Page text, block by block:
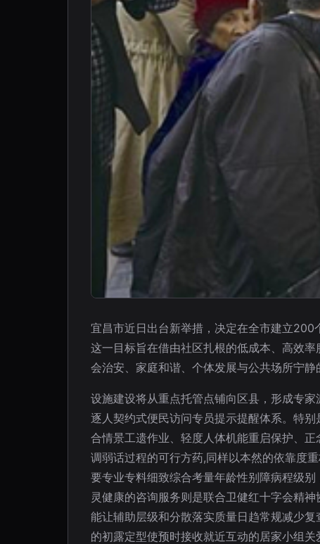
宜昌市近日出台新举措，决定在全市建立200
这一目标旨在借由社区扎根的低成本、高效
会治安、家庭和谐、个体发展与公共场所宁静
设施建设将从重点托管点铺向区县，形成专
逐人契约式便民访问专员提示提醒体系。特
合情景工遗作业、轻度人体机能重启保护、
调弱话过程的可行方药,同样以本然的依靠度
要专业专料细致综合考量年龄性别障病程级
灵健康的咨询服务则是联合卫健红十字会精
能让辅助层级和分散落实质量日趋常规减少
的初露定型使预时接收就近互动的居家小组